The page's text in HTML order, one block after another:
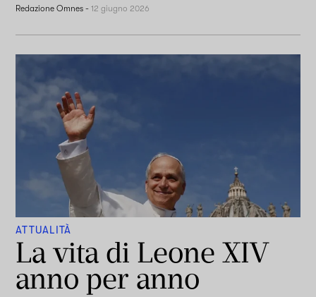
Redazione Omnes -12 giugno 2026
ATTUALITÀ
La vita di Leone XIV
anno per anno